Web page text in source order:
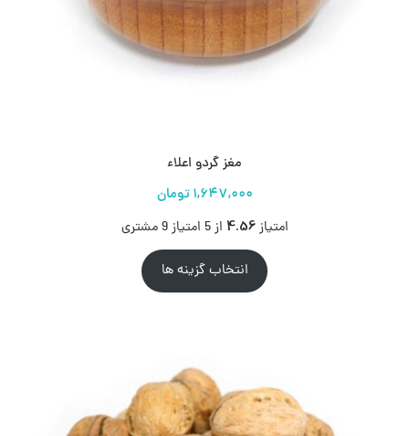
مغز گردو اعلاء
امتیاز4.56 از 5 امتیاز 9مشتری
انتخاب گزینه ها